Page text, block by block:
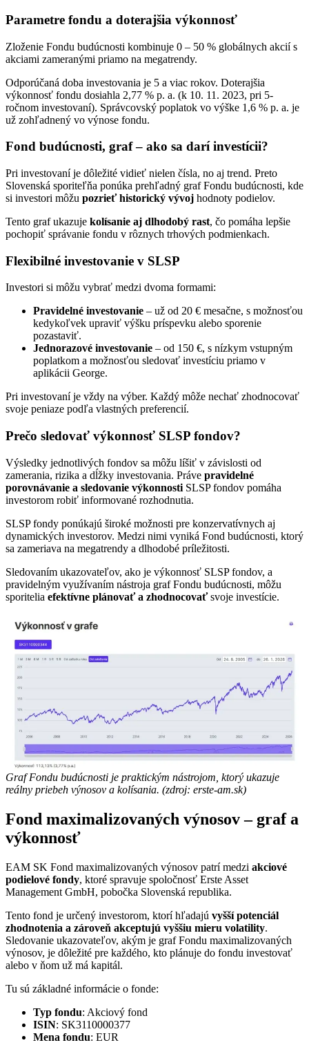
Parametre fondu a doterajšia výkonnosť
Zloženie Fondu budúcnosti kombinuje 0 – 50 % globálnych akcií s
akciami zameranými priamo na megatrendy.
Odporúčaná doba investovania je 5 a viac rokov. Doterajšia
výkonnosť fondu dosiahla 2,77 % p. a. (k 10. 11. 2023, pri 5-
ročnom investovaní). Správcovský poplatok vo výške 1,6 % p. a. je
už zohľadnený vo výnose fondu.
Fond budúcnosti, graf – ako sa darí investícii?
Pri investovaní je dôležité vidieť nielen čísla, no aj trend. Preto
Slovenská sporiteľňa ponúka prehľadný graf Fondu budúcnosti, kde
si investori môžu pozrieť historický vývoj hodnoty podielov.
Tento graf ukazuje kolísanie aj dlhodobý rast, čo pomáha lepšie
pochopiť správanie fondu v rôznych trhových podmienkach.
Flexibilné investovanie v SLSP
Investori si môžu vybrať medzi dvoma formami:
Pravidelné investovanie – už od 20 € mesačne, s možnosťou
kedykoľvek upraviť výšku príspevku alebo sporenie
pozastaviť.
Jednorazové investovanie – od 150 €, s nízkym vstupným
poplatkom a možnosťou sledovať investíciu priamo v
aplikácii George.
Pri investovaní je vždy na výber. Každý môže nechať zhodnocovať
svoje peniaze podľa vlastných preferencií.
Prečo sledovať výkonnosť SLSP fondov?
Výsledky jednotlivých fondov sa môžu líšiť v závislosti od
zamerania, rizika a dĺžky investovania. Práve pravidelné
porovnávanie a sledovanie výkonnosti SLSP fondov pomáha
investorom robiť informované rozhodnutia.
SLSP fondy ponúkajú široké možnosti pre konzervatívnych aj
dynamických investorov. Medzi nimi vyniká Fond budúcnosti, ktorý
sa zameriava na megatrendy a dlhodobé príležitosti.
Sledovaním ukazovateľov, ako je výkonnosť SLSP fondov, a
pravidelným využívaním nástroja graf Fondu budúcnosti, môžu
sporitelia efektívne plánovať a zhodnocovaťsvoje investície.
Graf Fondu budúcnosti je praktickým nástrojom, ktorý ukazuje
reálny priebeh výnosov a kolísania. (zdroj: erste-am.sk)
Fond maximalizovaných výnosov – graf a
výkonnosť
EAM SK Fond maximalizovaných výnosov patrí medzi akciové
podielové fondy, ktoré spravuje spoločnosť Erste Asset
Management GmbH, pobočka Slovenská republika.
Tento fond je určený investorom, ktorí hľadajú vyšší potenciál
zhodnotenia a zároveň akceptujú vyššiu mieru volatility.
Sledovanie ukazovateľov, akým je graf Fondu maximalizovaných
výnosov, je dôležité pre každého, kto plánuje do fondu investovať
alebo v ňom už má kapitál.
Tu sú základné informácie o fonde:
Typ fondu: Akciový fond
ISIN: SK3110000377
Mena fondu: EUR